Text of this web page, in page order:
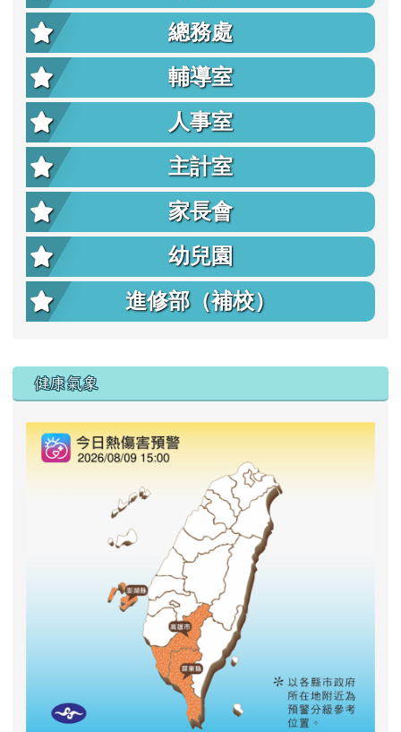
總務處
輔導室
人事室
主計室
家長會
幼兒園
進修部（補校）
右邊區域內容
健康氣象